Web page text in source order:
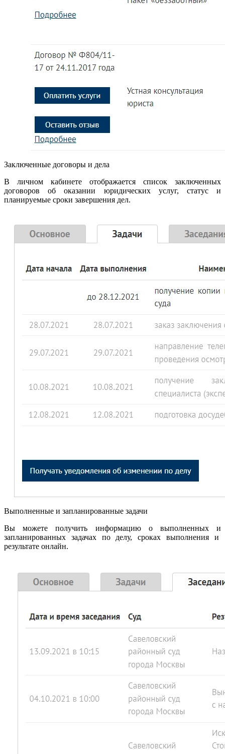
Заключенные договоры и дела
В личном кабинете отображается список заключенных
договоров об оказании юридических услуг, статус и
планируемые сроки завершения дел.
Выполненные и запланированные задачи
Вы можете получить информацию о выполненных и
запланированных задачах по делу, сроках выполнения и
результате онлайн.